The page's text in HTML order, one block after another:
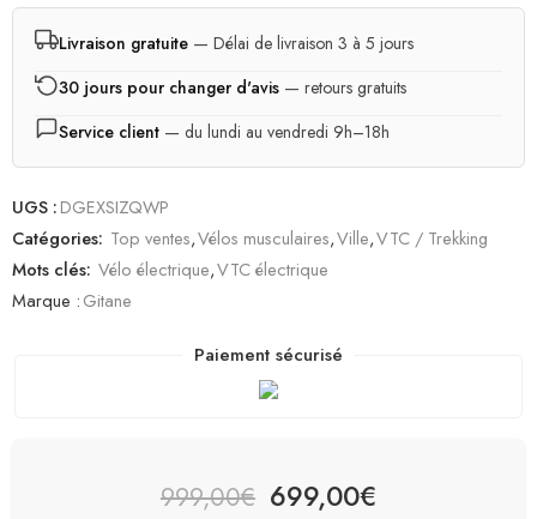
Livraison gratuite — Délai de livraison 3 à 5 jours
30 jours pour changer d'avis — retours gratuits
Service client — du lundi au vendredi 9h–18h
UGS :DGEXSIZQWP
Catégories: Top ventes,Vélos musculaires,Ville,VTC / Trekking
Mots clés: Vélo électrique,VTC électrique
Marque :Gitane
Paiement sécurisé
999,00€ 699,00€